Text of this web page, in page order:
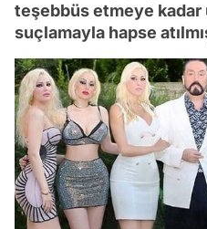
teşebbüs etmeye kadar
suçlamayla hapse